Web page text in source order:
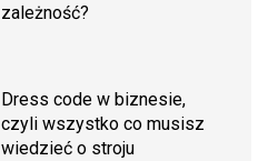
zależność?
Dress code w biznesie,
czyli wszystko co musisz
wiedzieć o stroju